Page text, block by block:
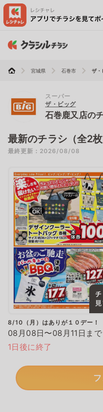
宮城県 石巻市 ザ・
スーパー
ザ・ビッグ
石巻鹿又店の
最新のチラシ（全2枚
最終更新：2026/08/08
8/10（月）はありが１０デー！
08月08日〜08月11日まで
1日後に終了